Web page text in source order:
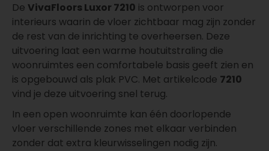
De VivaFloors Luxor 7210 is ontworpen voor
interieurs waarin de vloer zichtbaar mag zijn zonder
de rest van de inrichting te overheersen. Deze
uitvoering laat een warme houtuitstraling die
woonruimtes een comfortabele basis geeft zien en
is opgebouwd als plak PVC. Met artikelcode 7210
vind je deze uitvoering snel terug.
In een open woonruimte kan één doorlopende
vloer verschillende zones met elkaar verbinden
zonder dat extra kleurwisselingen nodig zijn.